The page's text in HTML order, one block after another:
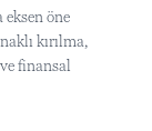
öne
kırılma,
finansal